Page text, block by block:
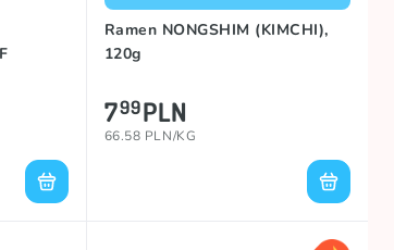
Ramen NONGSHIM (KIMCHI),
120g
799PLN
66.58 PLN/KG